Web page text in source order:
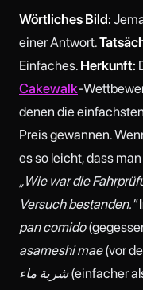
Wörtliches Bild:
einer Antwort.
Einfaches. Herkunft:
Cakewalk-
denen die
Preis gewannen.
es so leicht, dass
„Wie war die
Versuch bestanden."
pan comido
asameshi mae(vor
شربة ماء(einfacher